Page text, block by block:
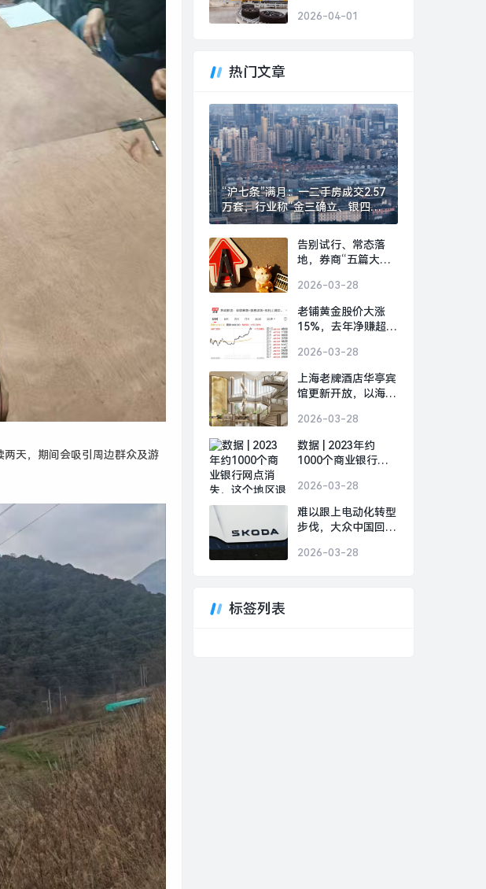
天，期间会吸引周边群众及游
“丰田”了吗？|界面新
2026-04-01
热门文章
“沪七条”满月：一二手房成交2.57
万套，行业称“金三确立、银四可
期”|界面新闻 · 地产
告别试行、常态落
地，券商“五篇大文
优化|界面新闻
2026-03-28
老铺黄金股价大涨
15%，去年净赚超
2026-03-28
上海老牌酒店华亭宾
馆更新开放，以海派
界面新闻 · 旅行
2026-03-28
数据 | 2023年约
1000个商业银行网
出数量最多|界面新
闻
2026-03-28
难以跟上电动化转型
步伐，大众中国回应
场|界面新闻 · 汽车
2026-03-28
标签列表